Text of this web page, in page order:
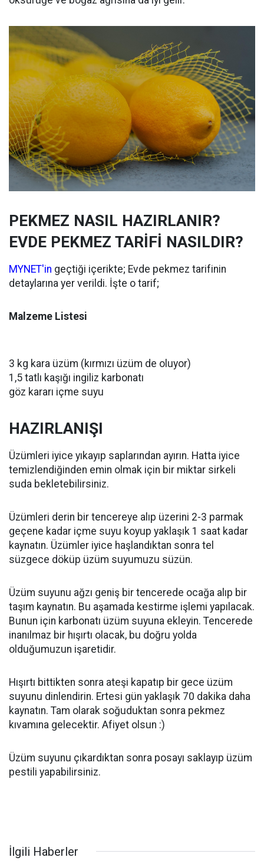
PEKMEZ NASIL HAZIRLANIR?
EVDE PEKMEZ TARİFİ NASILDIR?
MYNET'in geçtiği içerikte; Evde pekmez tarifinin
detaylarına yer verildi. İşte o tarif;
Malzeme Listesi
3 kg kara üzüm (kırmızı üzüm de oluyor)
1,5 tatlı kaşığı ingiliz karbonatı
göz kararı içme suyu
HAZIRLANIŞI
Üzümleri iyice yıkayıp saplarından ayırın. Hatta iyice
temizlendiğinden emin olmak için bir miktar sirkeli
suda bekletebilirsiniz.
Üzümleri derin bir tencereye alıp üzerini 2-3 parmak
geçene kadar içme suyu koyup yaklaşık 1 saat kadar
kaynatın. Üzümler iyice haşlandıktan sonra tel
süzgece döküp üzüm suyumuzu süzün.
Üzüm suyunu ağzı geniş bir tencerede ocağa alıp bir
taşım kaynatın. Bu aşamada kestirme işlemi yapılacak.
Bunun için karbonatı üzüm suyuna ekleyin. Tencerede
inanılmaz bir hışırtı olacak, bu doğru yolda
olduğumuzun işaretidir.
Hışırtı bittikten sonra ateşi kapatıp bir gece üzüm
suyunu dinlendirin. Ertesi gün yaklaşık 70 dakika daha
kaynatın. Tam olarak soğuduktan sonra pekmez
kıvamına gelecektir. Afiyet olsun :)
Üzüm suyunu çıkardıktan sonra posayı saklayıp üzüm
pestili yapabilirsiniz.
İlgili Haberler